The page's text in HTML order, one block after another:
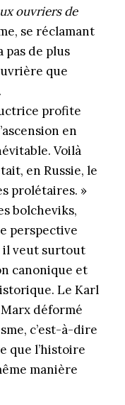
ouvriers de
se réclamant
pas de plus
que
profite
en
Voilà
en Russie, le
prolétaires. »
bolcheviks,
perspective
il veut surtout
canonique et
Le Karl
déformé
c’est-à-dire
que l’histoire
manière